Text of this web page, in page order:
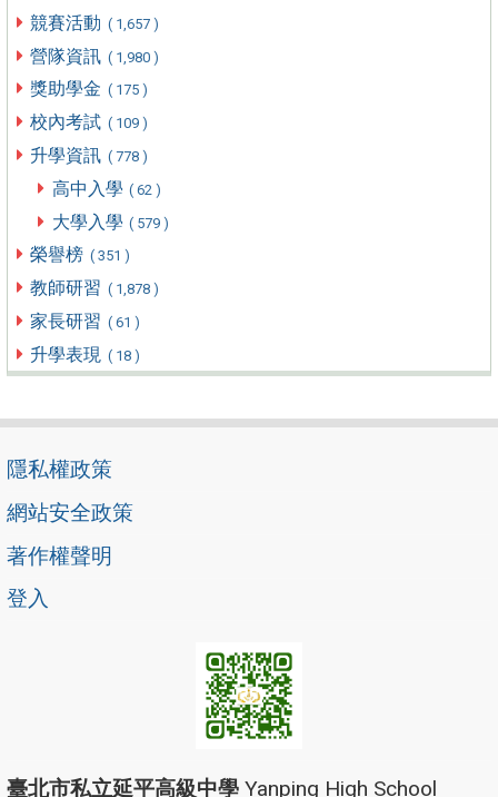
競賽活動 ( 1,657 )
營隊資訊 ( 1,980 )
獎助學金 ( 175 )
校內考試 ( 109 )
升學資訊 ( 778 )
高中入學 ( 62 )
大學入學 ( 579 )
榮譽榜 ( 351 )
教師研習 ( 1,878 )
家長研習 ( 61 )
升學表現 ( 18 )
隱私權政策
網站安全政策
著作權聲明
登入
臺北市私立延平高級中學 Yanping High School